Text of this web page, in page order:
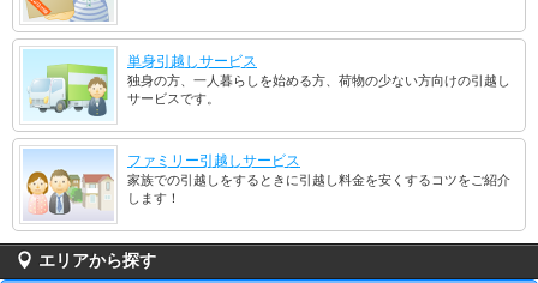
単身引越しサービス
独身の方、一人暮らしを始める方、荷物の少ない方向けの引越し
サービスです。
ファミリー引越しサービス
家族での引越しをするときに引越し料金を安くするコツをご紹介
します！
エリアから探す